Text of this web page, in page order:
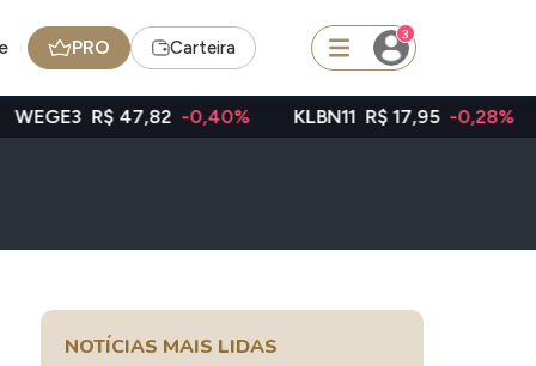
PRO Carteira
3
47,82 -0,40% KLBN11 R$ 17,95 -0,28% TAEE11
NOTÍCIAS MAIS LIDAS